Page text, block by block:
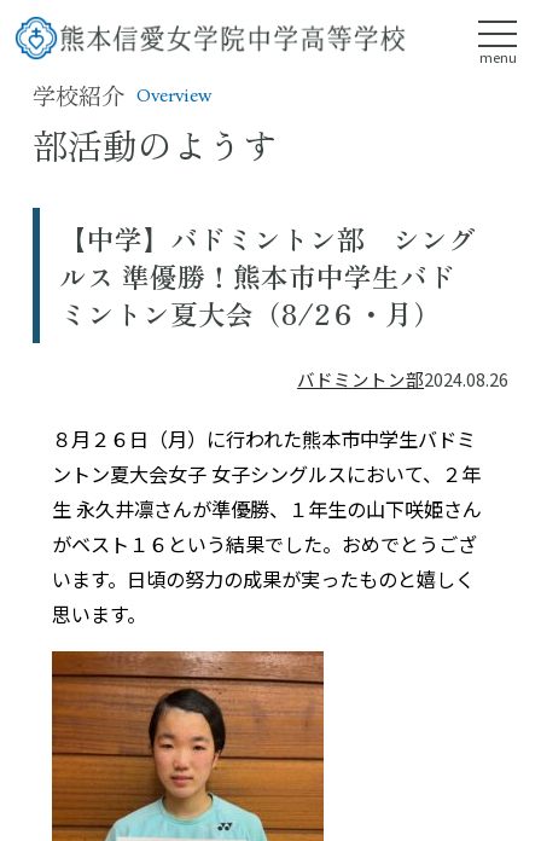
学校紹介 Overview
部活動のようす
【中学】バドミントン部 シング
ルス 準優勝！熊本市中学生バド
ミントン夏大会（8/2６・月）
バドミントン部2024.08.26
８月２６日（月）に行われた熊本市中学生バドミ
ントン夏大会女子 女子シングルスにおいて、２年
生 永久井凛さんが準優勝、１年生の山下咲姫さん
がベスト１６という結果でした。おめでとうござ
います。日頃の努力の成果が実ったものと嬉しく
思います。
menu